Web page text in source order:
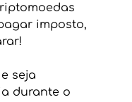
imposto,
seja
durante o